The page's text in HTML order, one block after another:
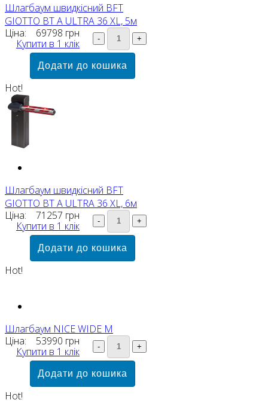
Шлагбаум швидкісний BFT
GIOTTO BT A ULTRA 36 XL, 5м
Ціна:
69798 грн
Купити в 1 клік
Hot!
Шлагбаум швидкісний BFT
GIOTTO BT A ULTRA 36 XL, 6м
Ціна:
71257 грн
Купити в 1 клік
Hot!
Шлагбаум NICE WIDE M
Ціна:
53990 грн
Купити в 1 клік
Hot!